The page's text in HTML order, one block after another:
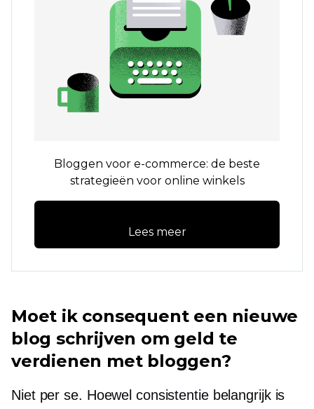
Bloggen voor e-commerce: de beste
strategieën voor online winkels
Lees meer
Moet ik consequent een nieuwe
blog schrijven om geld te
verdienen met bloggen?
Niet per se. Hoewel consistentie belangrijk is